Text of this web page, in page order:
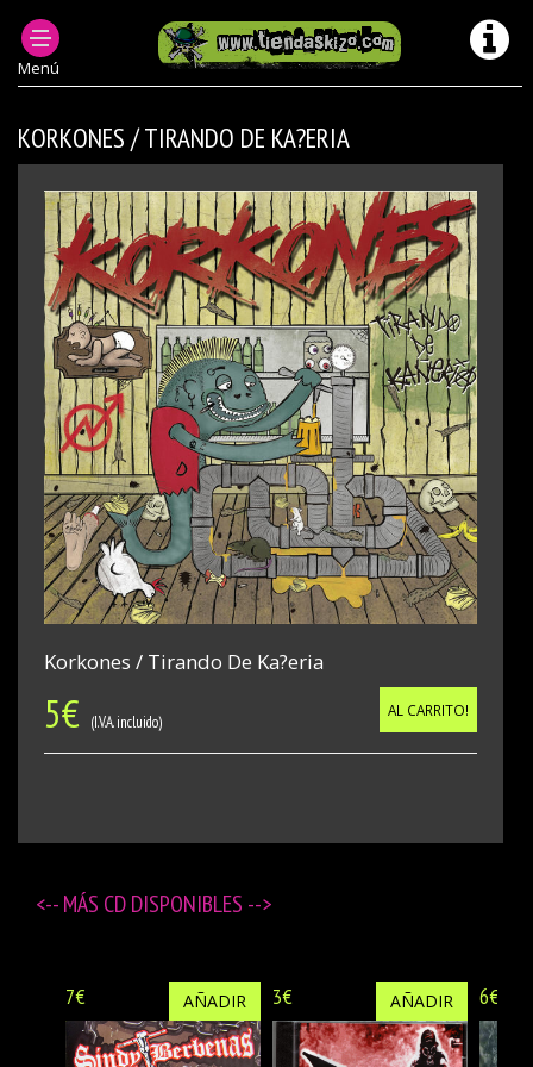
Menú
MUSICA PUNK OI! Y + DISCOS PUNK OI EN FORMATO CD
KORKONES / TIRANDO DE KA?ERIA
Korkones / Tirando De Ka?eria
5€ (I.V.A. incluido)
AL CARRITO!
<-- MÁS CD DISPONIBLES -->
7€ AÑADIR 3€ AÑADIR 6€